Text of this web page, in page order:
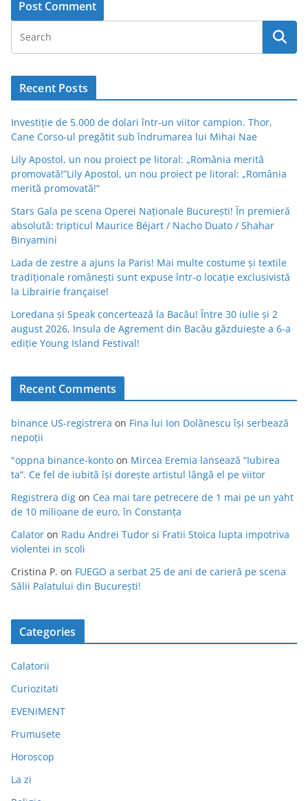
Recent Posts
Investiție de 5.000 de dolari într-un viitor campion. Thor,
Cane Corso-ul pregătit sub îndrumarea lui Mihai Nae
Lily Apostol, un nou proiect pe litoral: „România merită
promovată!”Lily Apostol, un nou proiect pe litoral: „România
merită promovată!”
Stars Gala pe scena Operei Naționale București! În premieră
absolută: tripticul Maurice Béjart / Nacho Duato / Shahar
Binyamini
Lada de zestre a ajuns la Paris! Mai multe costume și textile
tradiționale românești sunt expuse într-o locație exclusivistă
la Librairie française!
Loredana și Speak concertează la Bacău! Între 30 iulie și 2
august 2026, Insula de Agrement din Bacău găzduiește a 6-a
ediție Young Island Festival!
Recent Comments
binance US-registrera on Fina lui Ion Dolănescu își serbează
nepoții
"oppna binance-konto on Mircea Eremia lansează “Iubirea
ta”. Ce fel de iubită își dorește artistul lângă el pe viitor
Registrera dig on Cea mai tare petrecere de 1 mai pe un yaht
de 10 milioane de euro, în Constanța
Calator on Radu Andrei Tudor si Fratii Stoica lupta impotriva
violentei in scoli
Cristina P. on FUEGO a serbat 25 de ani de carieră pe scena
Sălii Palatului din București!
Categories
Calatorii
Curiozitati
EVENIMENT
Frumusete
Horoscop
La zi